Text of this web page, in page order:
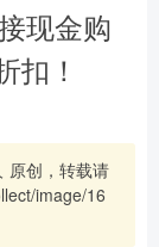
现金购
扣！
原创，转载请
image/16